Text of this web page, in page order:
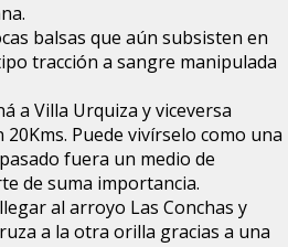
balsas que aún subsisten en
tracción a sangre manipulada
a Villa Urquiza y viceversa
Puede vivírselo como una
fuera un medio de
de suma importancia.
al arroyo Las Conchas y
a la otra orilla gracias a una